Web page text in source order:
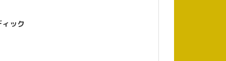
ディック